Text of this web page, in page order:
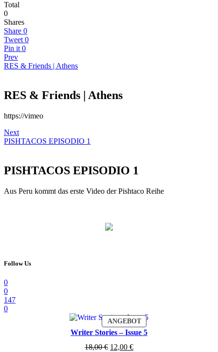
Total
0
Shares
Share 0
Tweet 0
Pin it 0
Prev
RES & Friends | Athens
RES & Friends | Athens
https://vimeo
Next
PISHTACOS EPISODIO 1
PISHTACOS EPISODIO 1
Aus Peru kommt das erste Video der Pishtaco Reihe
Follow Us
0
0
147
0
ANGEBOTPRODUKT
IM
ANGEBOT
Writer Stories – Issue 5
18,00€ Ursprünglicher
12,00 €Aktueller